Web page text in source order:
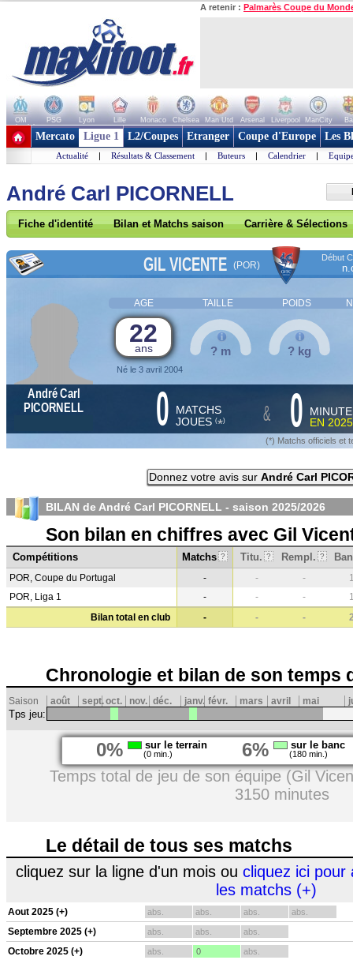
A retenir : Palmarès Coupe du
OM PSG Lyon Lille Monaco Chelsea Man Utd Arsenal Liverpool ManCity
+ de clubs
Mercato Ligue 1 L2/Coupes Etranger Coupe d'Europe Les
Actualité | Résultats & Classement | Buteurs | Calendrier |
André Carl PICORNELL
Fiche d'identité Bilan et Matchs saison Carrière & Sélections
GIL VICENTE (POR)
Début
AGE TAILLE POIDS
22
ans
Né le 3 avril 2004
? m ? kg
André Carl
PICORNELL
0 MATCHS
JOUES (*) & 0
EN
(*) Matchs officiels et
Donnez votre avis sur André Carl
BILAN de André Carl PICORNELL - saison 2025/2026
Son bilan en chiffres avec Gil
Compétitions Matchs ? Titu. ? Rempl. ?
POR, Coupe du Portugal - - -
POR, Liga 1
- - -
Bilan total en club
- - -
Chronologie et bilan de son temps
Saison août sept.oct. nov. déc. janv. févr. mars avril mai
Tps jeu:
0% sur le terrain
(0 min.) 6% sur le banc
(180 min.)
Temps total de jeu de son équipe (Gil
3150 minutes
Le détail de tous ses matchs
cliquez sur la ligne d'un mois ou cliquez ici pour
les matchs (+)
Aout 2025 (+) abs. abs. abs. abs.
Septembre 2025 (+) abs. abs. abs.
Octobre 2025 (+) abs. 0 abs.